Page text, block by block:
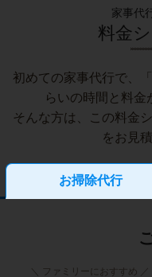
家事代
料金
初めての家事代行で、
らいの時間と料金
そんな方は、この料金
をお見
お掃除代行